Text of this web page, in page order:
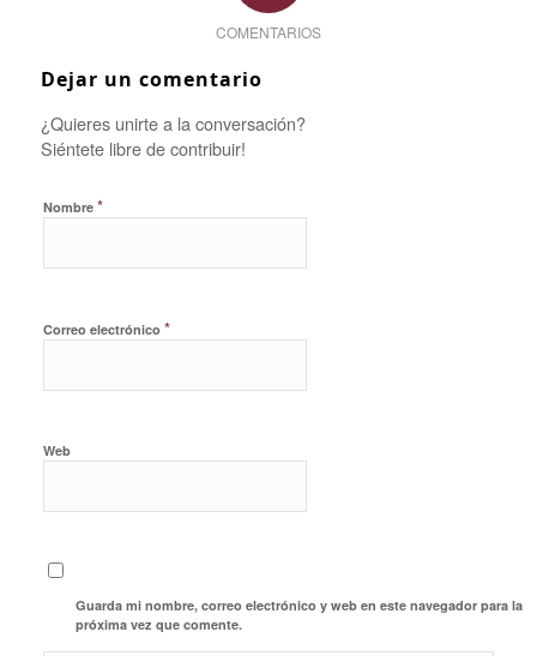
COMENTARIOS
Dejar un comentario
¿Quieres unirte a la conversación?
Siéntete libre de contribuir!
Nombre *
Correo electrónico *
Web
Guarda mi nombre, correo electrónico y web en este navegador para la
próxima vez que comente.